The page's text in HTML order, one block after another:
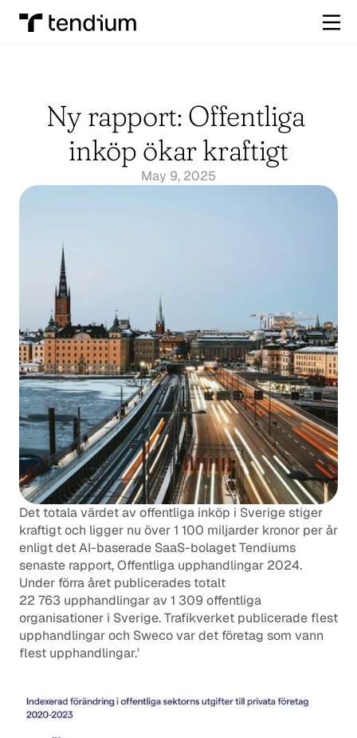
Ny rapport: Offentliga
inköp ökar kraftigt
May 9, 2025
Det totala värdet av offentliga inköp i Sverige stiger
kraftigt och ligger nu över 1 100 miljarder kronor per år
enligt det AI-baserade SaaS-bolaget Tendiums
senaste rapport, Offentliga upphandlingar 2024.
Under förra året publicerades totalt
22 763 upphandlingar av 1 309 offentliga
organisationer i Sverige. Trafikverket publicerade flest
upphandlingar och Sweco var det företag som vann
flest upphandlingar.'